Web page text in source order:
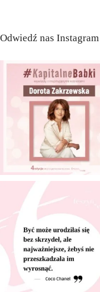
Odwiedź nas Instagram